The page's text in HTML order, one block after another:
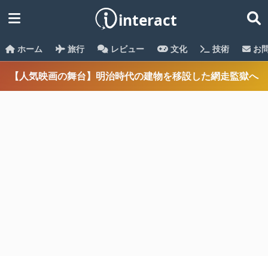
ホーム 旅行 レビュー 文化 技術 お
【人気映画の舞台】明治時代の建物を移設した網走監獄へ